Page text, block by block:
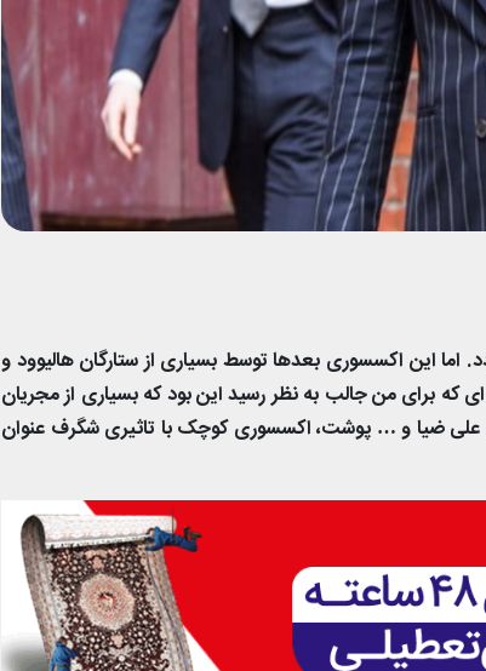
این اکسسوری بعدها توسط بسیاری از ستارگان هالیوود و
که برای من جالب به نظر رسید این بود که بسیاری از مجریان
علی ضیا و … پوشت، اکسسوری کوچک با تاثیری شگرف عنوان